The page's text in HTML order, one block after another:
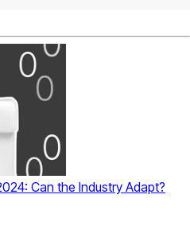
Can the Industry Adapt?